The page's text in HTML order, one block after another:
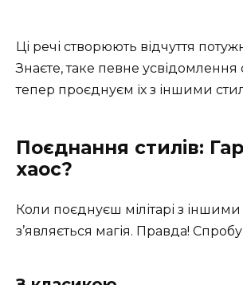
Ці речі створюють відчуття
Знаєте, таке певне усвідомлення
тепер проєднуєм їх з іншими
Поєднання стилів:
хаос?
Коли поєднуєш мілітарі з
з’являється магія. Правда!